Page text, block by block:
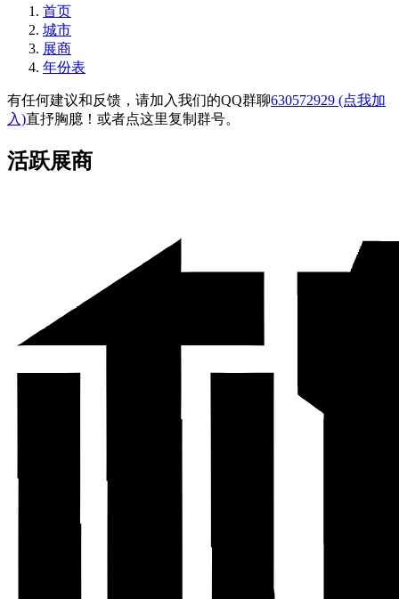
首页
城市
展商
年份表
有任何建议和反馈，请加入我们的QQ群聊630572929 (点我加
入)直抒胸臆！或者点这里复制群号。
活跃展商